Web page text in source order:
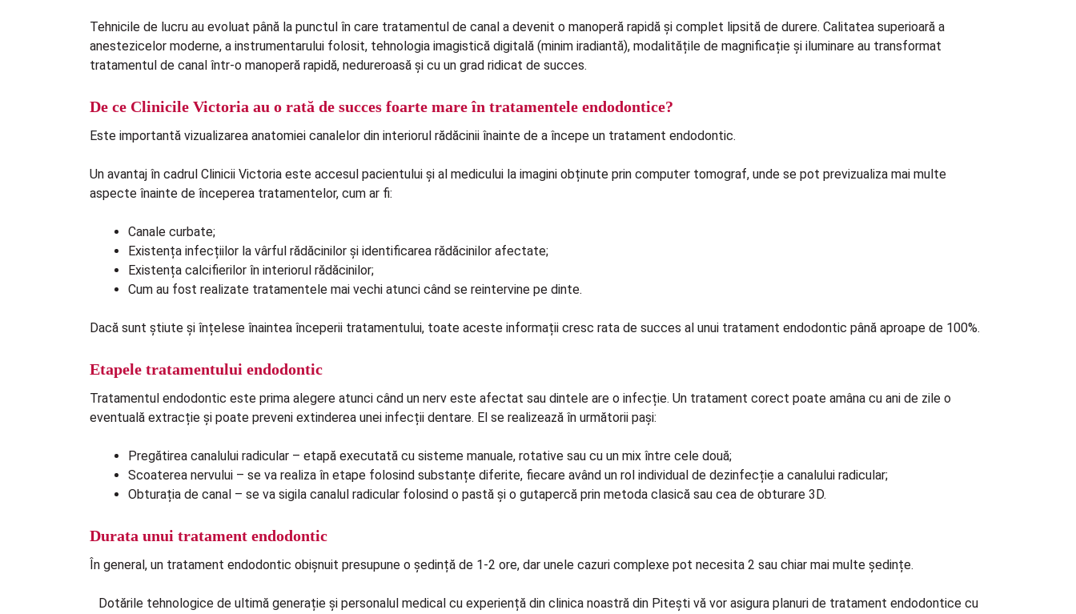
Tehnicile de lucru au evoluat până la punctul în care tratamentul de canal a devenit o manoperă rapidă și complet lipsită de durere. Calitatea superioară a
anestezicelor moderne, a instrumentarului folosit, tehnologia imagistică digitală (minim iradiantă), modalitățile de magnificație și iluminare au transformat
tratamentul de canal într-o manoperă rapidă, nedureroasă și cu un grad ridicat de succes.
De ce Clinicile Victoria au o rată de succes foarte mare în tratamentele endodontice?
Este importantă vizualizarea anatomiei canalelor din interiorul rădăcinii înainte de a începe un tratament endodontic.
Un avantaj în cadrul Clinicii Victoria este accesul pacientului și al medicului la imagini obținute prin computer tomograf, unde se pot previzualiza mai multe
aspecte înainte de începerea tratamentelor, cum ar fi:
Canale curbate;
Existența infecțiilor la vârful rădăcinilor și identificarea rădăcinilor afectate;
Existența calcifierilor în interiorul rădăcinilor;
Cum au fost realizate tratamentele mai vechi atunci când se reintervine pe dinte.
Dacă sunt știute și înțelese înaintea începerii tratamentului, toate aceste informații cresc rata de succes al unui tratament endodontic până aproape de 100%.
Etapele tratamentului endodontic
Tratamentul endodontic este prima alegere atunci când un nerv este afectat sau dintele are o infecție. Un tratament corect poate amâna cu ani de zile o
eventuală extracție și poate preveni extinderea unei infecții dentare. El se realizează în următorii pași:
Pregătirea canalului radicular – etapă executată cu sisteme manuale, rotative sau cu un mix între cele două;
Scoaterea nervului – se va realiza în etape folosind substanțe diferite, fiecare având un rol individual de dezinfecție a canalului radicular;
Obturația de canal – se va sigila canalul radicular folosind o pastă și o gutapercă prin metoda clasică sau cea de obturare 3D.
Durata unui tratament endodontic
În general, un tratament endodontic obișnuit presupune o ședință de 1-2 ore, dar unele cazuri complexe pot necesita 2 sau chiar mai multe ședințe.
Dotările tehnologice de ultimă generație și personalul medical cu experiență din clinica noastră din Pitești vă vor asigura planuri de tratament endodontice cu